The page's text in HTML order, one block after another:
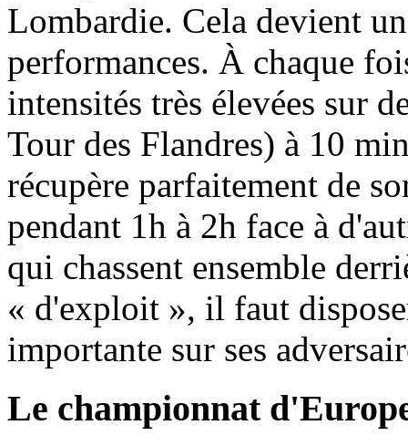
Lombardie. Cela devient
performances. À chaque
intensités très élevées sur
Tour des Flandres) à 10
récupère parfaitement de
pendant 1h à 2h face à
qui chassent ensemble
« d'exploit », il faut
importante sur ses
Le championnat